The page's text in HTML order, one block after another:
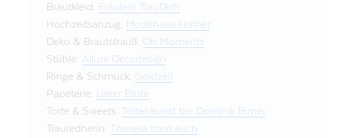
Brautkleid: Fräulein TrauDich
Hochzeitsanzug: Modehaus Hafner
Deko & Brautstrauß: Oh Moments
Stühle:
Allure Decodesign
Ringe & Schmuck: Goldzeit
Papeterie: Letter Blüte
Torte & Sweets:
Tortenkunst bei Dominik Birner
Traurednerin:
Theresa traut euch